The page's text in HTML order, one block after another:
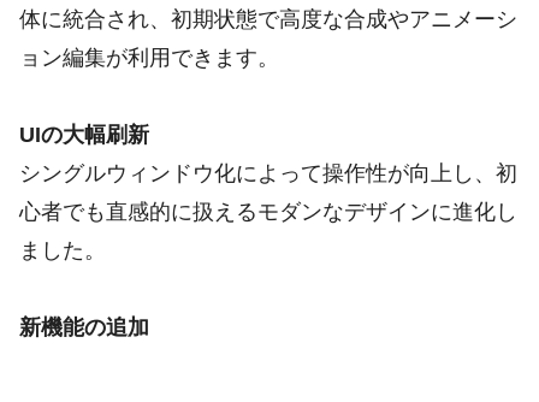
体に統合され、初期状態で高度な合成やアニメーシ
ョン編集が利用できます。
UIの大幅刷新
シングルウィンドウ化によって操作性が向上し、初
心者でも直感的に扱えるモダンなデザインに進化し
ました。
新機能の追加